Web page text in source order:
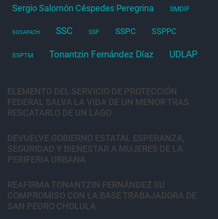
Sergio Salomón Céspedes Peregrina SMDIF
SOSAPACH SSC SSP SSPC SSPPC
SSPTM Tonantzin Fernández Díaz UDLAP
ELEMENTO DEL SERVICIO DE PROTECCIÓN
FEDERAL SALVA LA VIDA DE UN MENOR TRAS
RESCATARLO DE UN LAGO
DEVUELVE GOBIERNO ESTATAL ESPERANZA,
SEGURIDAD Y BIENESTAR A MUJERES DE LA
PERIFERIA URBANA
REAFIRMA TONANTZIN FERNÁNDEZ SU
COMPROMISO CON LA BASE TRABAJADORA DE
SAN PEDRO CHOLULA